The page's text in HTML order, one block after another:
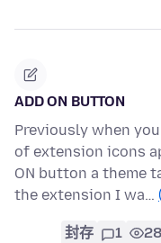
ADD ON BUTTON
Previously when
of extension icons
ON button a theme
the extension I wa…
封存 1